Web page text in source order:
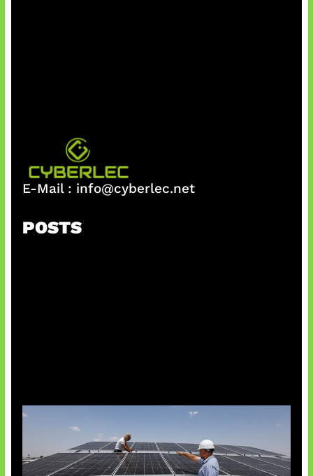
E-Mail : info@cyberlec.net
POSTS